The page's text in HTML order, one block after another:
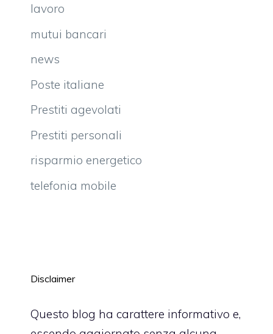
lavoro
mutui bancari
news
Poste italiane
Prestiti agevolati
Prestiti personali
risparmio energetico
telefonia mobile
Disclaimer
Questo blog ha carattere informativo e,